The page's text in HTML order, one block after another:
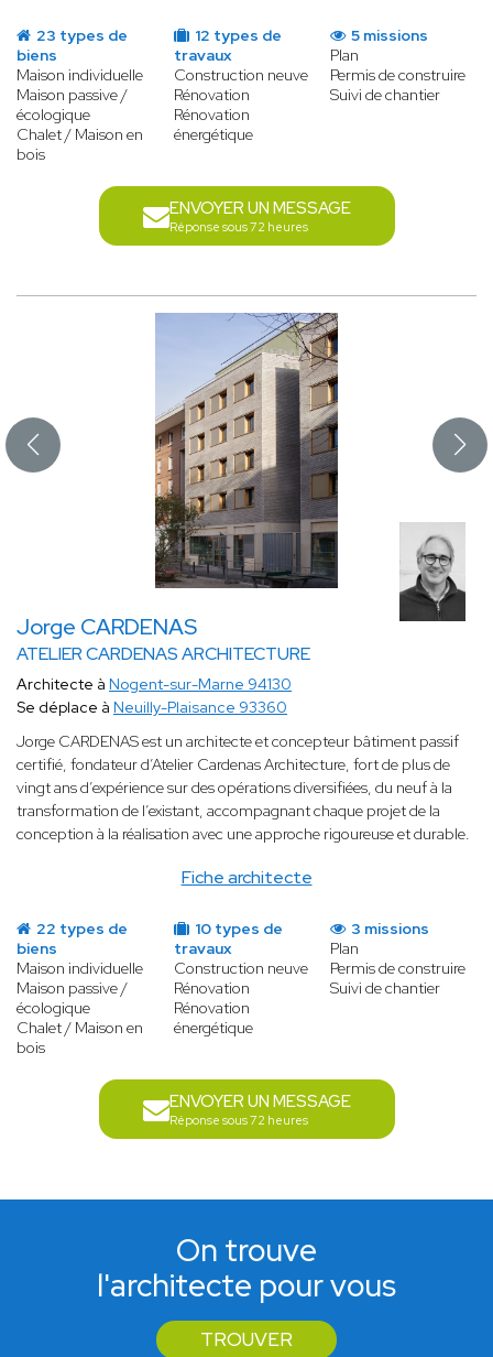
23 types de
biens
Maison individuelle
Maison passive /
écologique
Chalet / Maison en
bois
12 types de
travaux
Construction neuve
Rénovation
Rénovation
énergétique
5 missions
Plan
Permis de construire
Suivi de chantier
ENVOYER UN MESSAGE
Réponse sous 72 heures
Jorge CARDENAS
ATELIER CARDENAS ARCHITECTURE
Fiche architecte
Architecte à Nogent-sur-Marne 94130
Se déplace à Neuilly-Plaisance 93360
Jorge CARDENAS est un architecte et concepteur bâtiment passif
certifié, fondateur d’Atelier Cardenas Architecture, fort de plus de
vingt ans d’expérience sur des opérations diversifiées, du neuf à la
transformation de l’existant, accompagnant chaque projet de la
conception à la réalisation avec une approche rigoureuse et durable.
22 types de
biens
Maison individuelle
Maison passive /
écologique
Chalet / Maison en
bois
10 types de
travaux
Construction neuve
Rénovation
Rénovation
énergétique
3 missions
Plan
Permis de construire
Suivi de chantier
ENVOYER UN MESSAGE
Réponse sous 72 heures
On trouve
l'architecte pour vous
TROUVER